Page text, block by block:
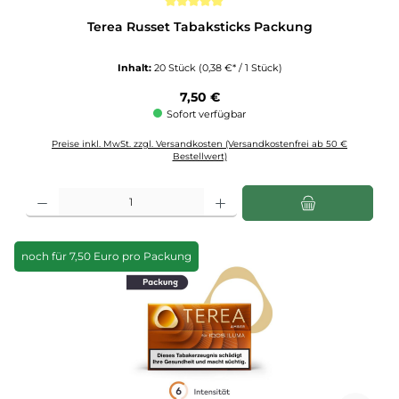
Terea Russet Tabaksticks Packung
Inhalt: 20 Stück (0,38 €* / 1 Stück)
Regulärer Preis:
7,50 €
Sofort verfügbar
Preise inkl. MwSt. zzgl. Versandkosten (Versandkostenfrei ab 50 €
Bestellwert)
Produkt Anzahl: Gib den gewünschten Wert ein oder benutze die Schaltflächen
noch für 7,50 Euro pro Packung